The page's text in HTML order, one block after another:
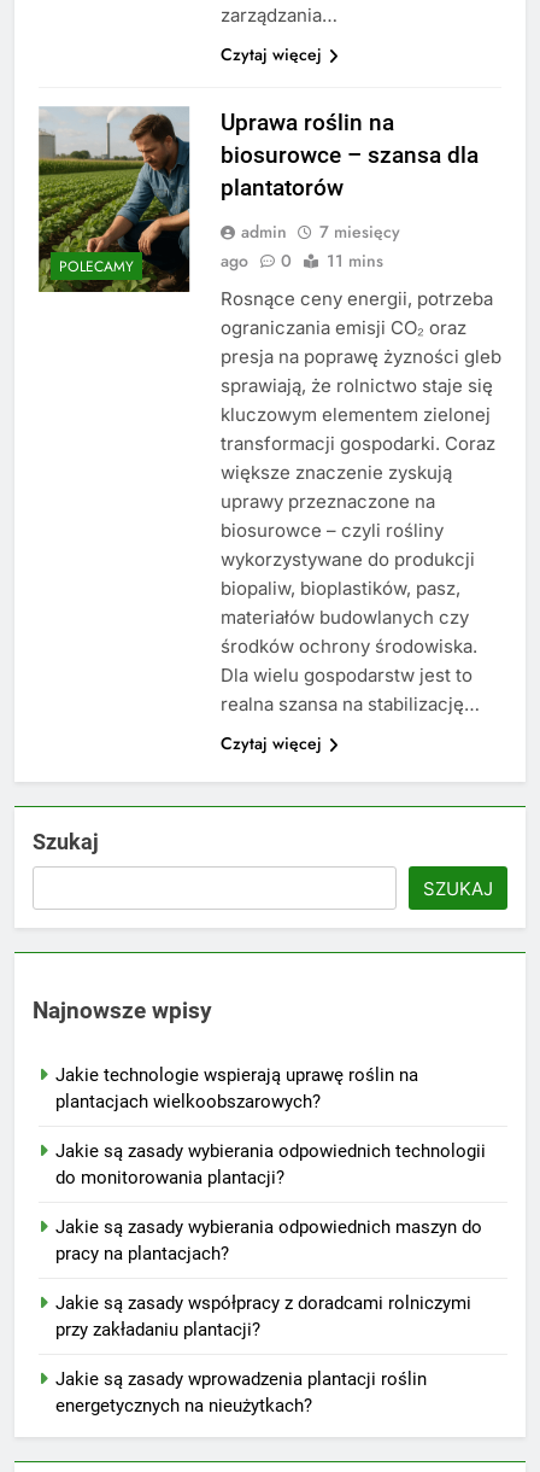
zarządzania…
Czytaj więcej
POLECAMY
Uprawa roślin na
biosurowce – szansa dla
plantatorów
admin
7 miesięcy
ago
0 11 mins
Rosnące ceny energii, potrzeba
ograniczania emisji CO₂ oraz
presja na poprawę żyzności gleb
sprawiają, że rolnictwo staje się
kluczowym elementem zielonej
transformacji gospodarki. Coraz
większe znaczenie zyskują
uprawy przeznaczone na
biosurowce – czyli rośliny
wykorzystywane do produkcji
biopaliw, bioplastików, pasz,
materiałów budowlanych czy
środków ochrony środowiska.
Dla wielu gospodarstw jest to
realna szansa na stabilizację…
Czytaj więcej
Szukaj
SZUKAJ
Najnowsze wpisy
Jakie technologie wspierają uprawę roślin na
plantacjach wielkoobszarowych?
Jakie są zasady wybierania odpowiednich technologii
do monitorowania plantacji?
Jakie są zasady wybierania odpowiednich maszyn do
pracy na plantacjach?
Jakie są zasady współpracy z doradcami rolniczymi
przy zakładaniu plantacji?
Jakie są zasady wprowadzenia plantacji roślin
energetycznych na nieużytkach?